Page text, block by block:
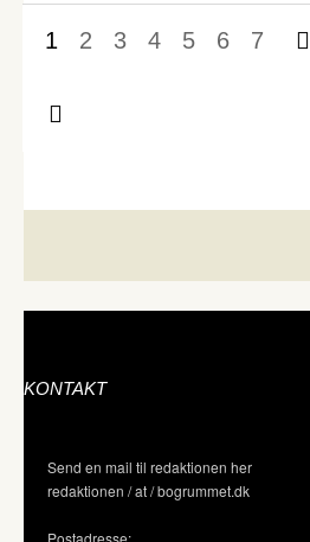
1 2 3 4 5 6 7
KONTAKT
Send en mail til redaktionen her
redaktionen / at / bogrummet.dk
Postadresse: